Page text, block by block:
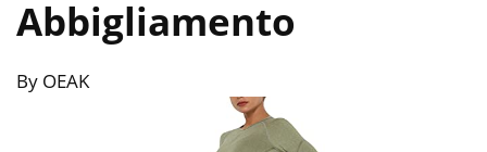
Abbigliamento
By OEAK